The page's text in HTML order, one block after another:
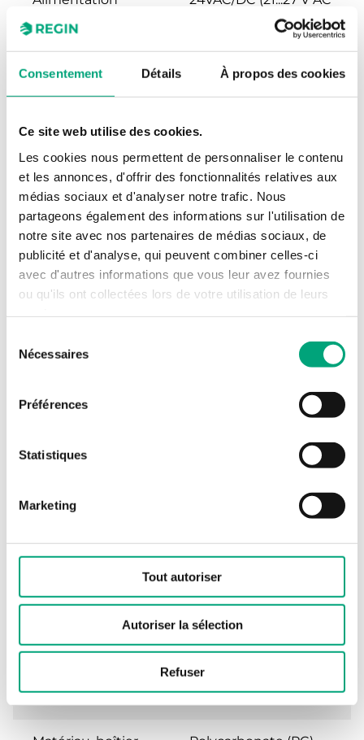
Consentement Détails À propos des cookies
Ce site web utilise des cookies.
Les cookies nous permettent de personnaliser le contenu
et les annonces, d'offrir des fonctionnalités relatives aux
médias sociaux et d'analyser notre trafic. Nous
partageons également des informations sur l'utilisation de
notre site avec nos partenaires de médias sociaux, de
publicité et d'analyse, qui peuvent combiner celles-ci
avec d'autres informations que vous leur avez fournies
ou qu'ils ont collectées lors de votre utilisation de leurs
Nécessaires
Préférences
Statistiques
Marketing
Tout autoriser
Autoriser la sélection
Refuser
50Hz / 21...27 V DC), 2.0
Indice de
protection
ambiante (sans
condensation)
Temp. ambiante -25…50 °C
(LxHxP)
incombustibles non
0...10 V ou 4...20 mA
(électronique)
Presse-étoupe M16x1,5
bornier
1.5 mm²